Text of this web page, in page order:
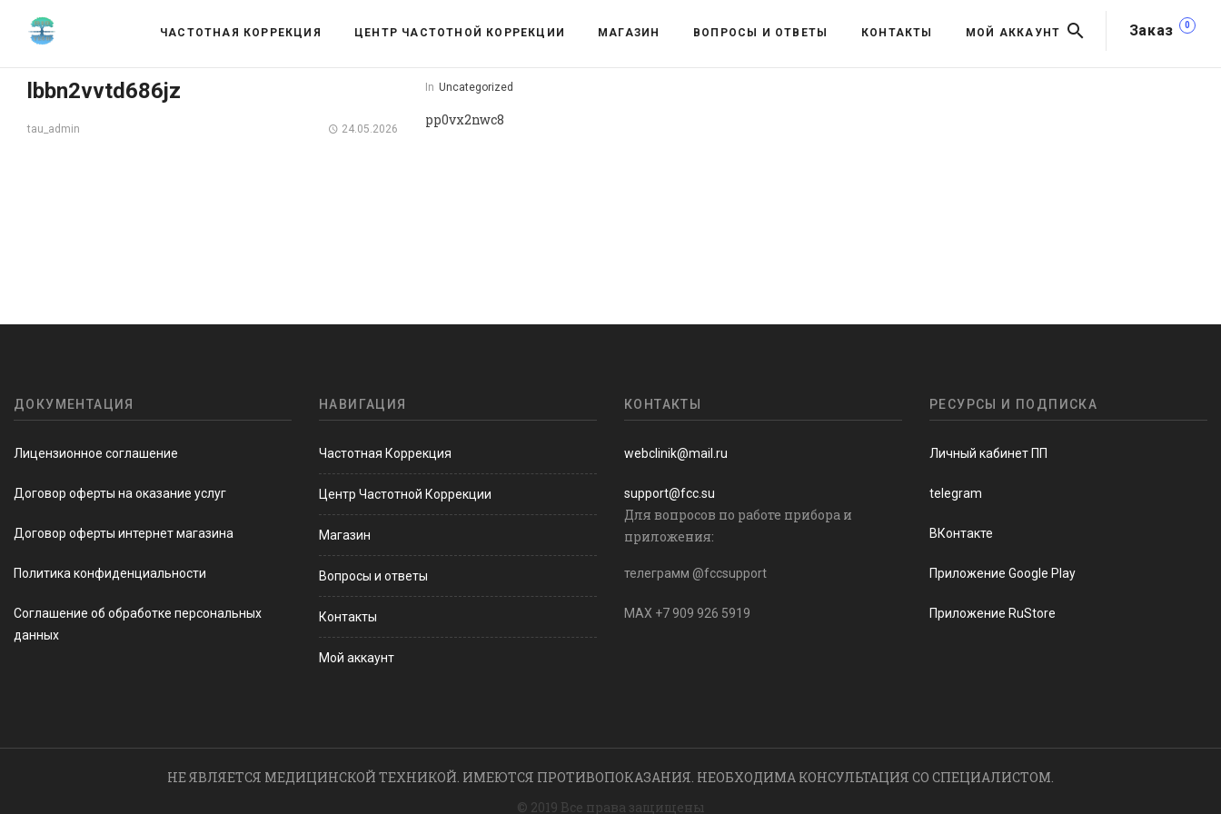
Заказ 0
ЧАСТОТНАЯ КОРРЕКЦИЯ ЦЕНТР ЧАСТОТНОЙ КОРРЕКЦИИ МАГАЗИН ВОПРОСЫ И ОТВЕТЫ КОНТАКТЫ МОЙ АККАУНТ
lbbn2vvtd686jz
tau_admin 24.05.2026
In Uncategorized
pp0vx2nwc8
ДОКУМЕНТАЦИЯ
Лицензионное соглашение
Договор оферты на оказание услуг
Договор оферты интернет магазина
Политика конфиденциальности
Соглашение об обработке персональных
данных
НАВИГАЦИЯ
Частотная Коррекция
Центр Частотной Коррекции
Магазин
Вопросы и ответы
Контакты
Мой аккаунт
КОНТАКТЫ
webclinik@mail.ru
support@fcc.su
Для вопросов по работе прибора и
приложения:
телеграмм @fccsupport
MAX +7 909 926 5919
РЕСУРСЫ И ПОДПИСКА
Личный кабинет ПП
telegram
ВКонтакте
Приложение Google Play
Приложение RuStore
НЕ ЯВЛЯЕТСЯ МЕДИЦИНСКОЙ ТЕХНИКОЙ. ИМЕЮТСЯ ПРОТИВОПОКАЗАНИЯ. НЕОБХОДИМА КОНСУЛЬТАЦИЯ СО СПЕЦИАЛИСТОМ.
© 2019 Все права защищены